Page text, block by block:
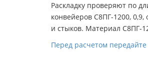
Раскладку проверяют по
конвейеров С8ПГ-1200,
и стыков. Материал С8ПГ-
Перед расчетом